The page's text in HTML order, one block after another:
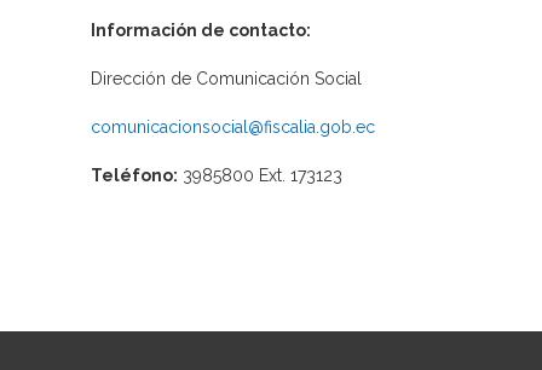
Información de contacto:
Dirección de Comunicación Social
comunicacionsocial@fiscalia.gob.ec
Teléfono: 3985800 Ext. 173123